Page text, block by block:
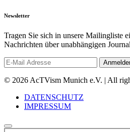
Newsletter
Tragen Sie sich in unsere Mailingliste
Nachrichten über unabhängigen
© 2026 AcTVism Munich e.V. | All
DATENSCHUTZ
IMPRESSUM